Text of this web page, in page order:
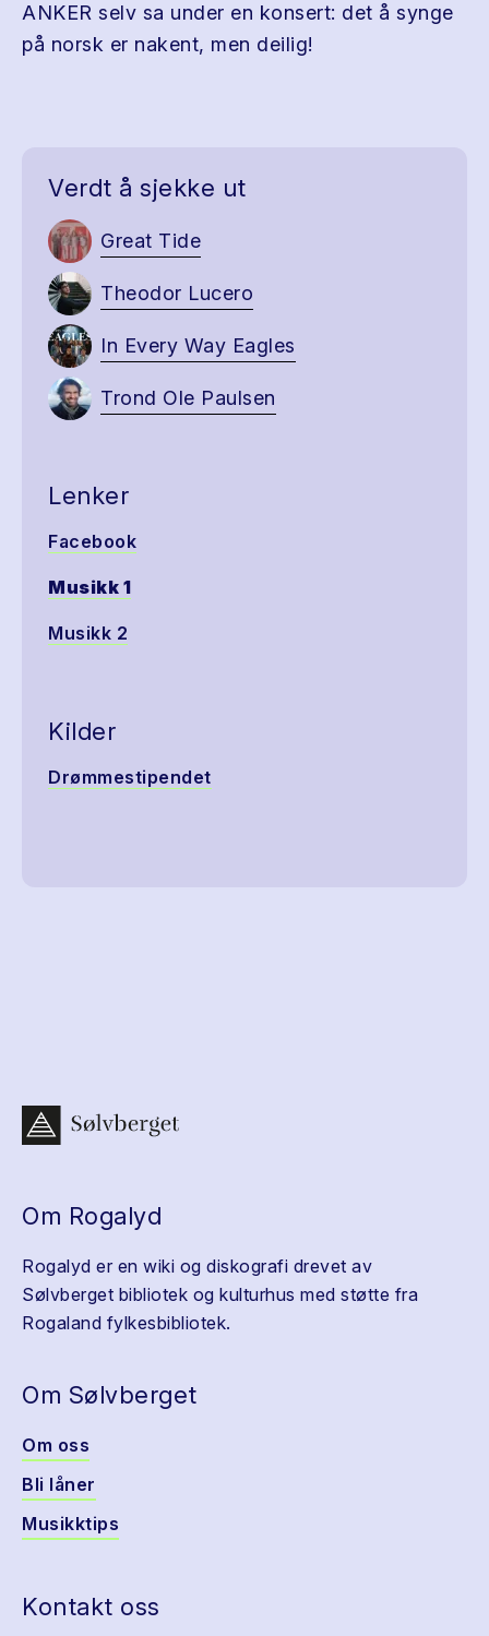
ANKER selv sa under en konsert: det å synge
på norsk er nakent, men deilig!
Verdt å sjekke ut
Great Tide
Theodor Lucero
In Every Way Eagles
Trond Ole Paulsen
Lenker
Facebook
Musikk 1
Musikk 2
Kilder
Drømmestipendet
Om Rogalyd
Rogalyd er en wiki og diskografi drevet av
Sølvberget bibliotek og kulturhus med støtte fra
Rogaland fylkesbibliotek.
Om Sølvberget
Om oss
Bli låner
Musikktips
Kontakt oss